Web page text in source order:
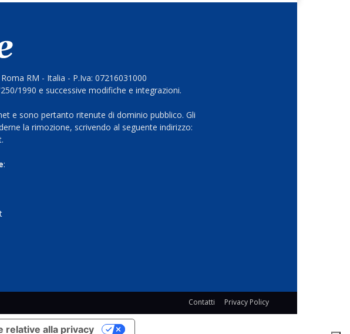
RM - Italia - P.Iva: 07216031000
1990 e successive modifiche e integrazioni.
e sono pertanto ritenute di dominio pubblico. Gli
la rimozione, scrivendo al seguente indirizzo:
:
Contatti Privacy Policy
relative alla privacy